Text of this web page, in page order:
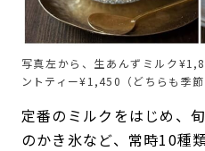
写真左から、生あんずミルク
ントティー¥1,450（どちらも季節
定番のミルクをはじめ、
のかき氷など、常時10種